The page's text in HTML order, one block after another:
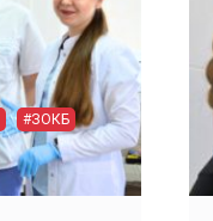
#ЗОКБ